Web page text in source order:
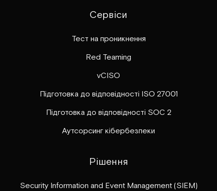
Сервіси
Тест на проникнення
Red Teaming
vCISO
Підготовка до відповідності ISO 27001
Підготовка до відповідності SOC 2
Аутсорсинг кібербезпеки
Рішення
Security Information and Event Management (SIEM)